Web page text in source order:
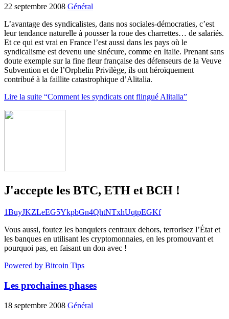
22 septembre 2008 Général
L’avantage des syndicalistes, dans nos sociales-démocraties, c’est
leur tendance naturelle à pousser la roue des charrettes… de salariés.
Et ce qui est vrai en France l’est aussi dans les pays où le
syndicalisme est devenu une sinécure, comme en Italie. Prenant sans
doute exemple sur la fine fleur française des défenseurs de la Veuve
Subvention et de l’Orphelin Privilège, ils ont héroïquement
contribué à la faillite catastrophique d’Alitalia.
Lire la suite “Comment les syndicats ont flingué Alitalia”
J'accepte les BTC, ETH et BCH !
1BuyJKZLeEG5YkpbGn4QhtNTxhUqtpEGKf
Vous aussi, foutez les banquiers centraux dehors, terrorisez l’État et
les banques en utilisant les cryptomonnaies, en les promouvant et
pourquoi pas, en faisant un don avec !
Powered by Bitcoin Tips
Les prochaines phases
18 septembre 2008 Général